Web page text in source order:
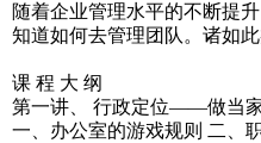
随着企业管理水平的不断提
知道如何去管理团队。诸如
课 程 大 纲
第一讲、 行政定位——做当
一、办公室的游戏规则 二、